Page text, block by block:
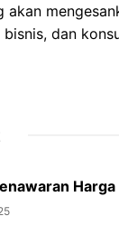
akan
dan